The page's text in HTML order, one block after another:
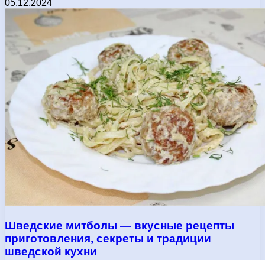
05.12.2024
Шведские митболы — вкусные рецепты
приготовления, секреты и традиции
шведской кухни